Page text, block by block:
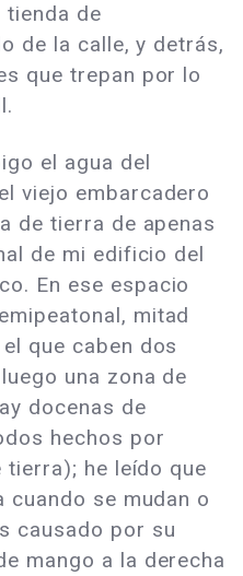
tienda de
de la calle, y detrás,
que trepan por lo
el agua del
viejo embarcadero
de tierra de apenas
de mi edificio del
En ese espacio
mitad
que caben dos
una zona de
docenas de
hechos por
he leído que
cuando se mudan o
causado por su
mango a la derecha